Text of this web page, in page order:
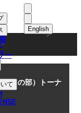
한국어
ー
て
English
ニアの部）トーナ